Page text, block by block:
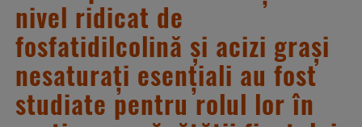
nivel ridicat de
fosfatidilcolină și acizi grași
nesaturați esențiali au fost
studiate pentru rolul lor în